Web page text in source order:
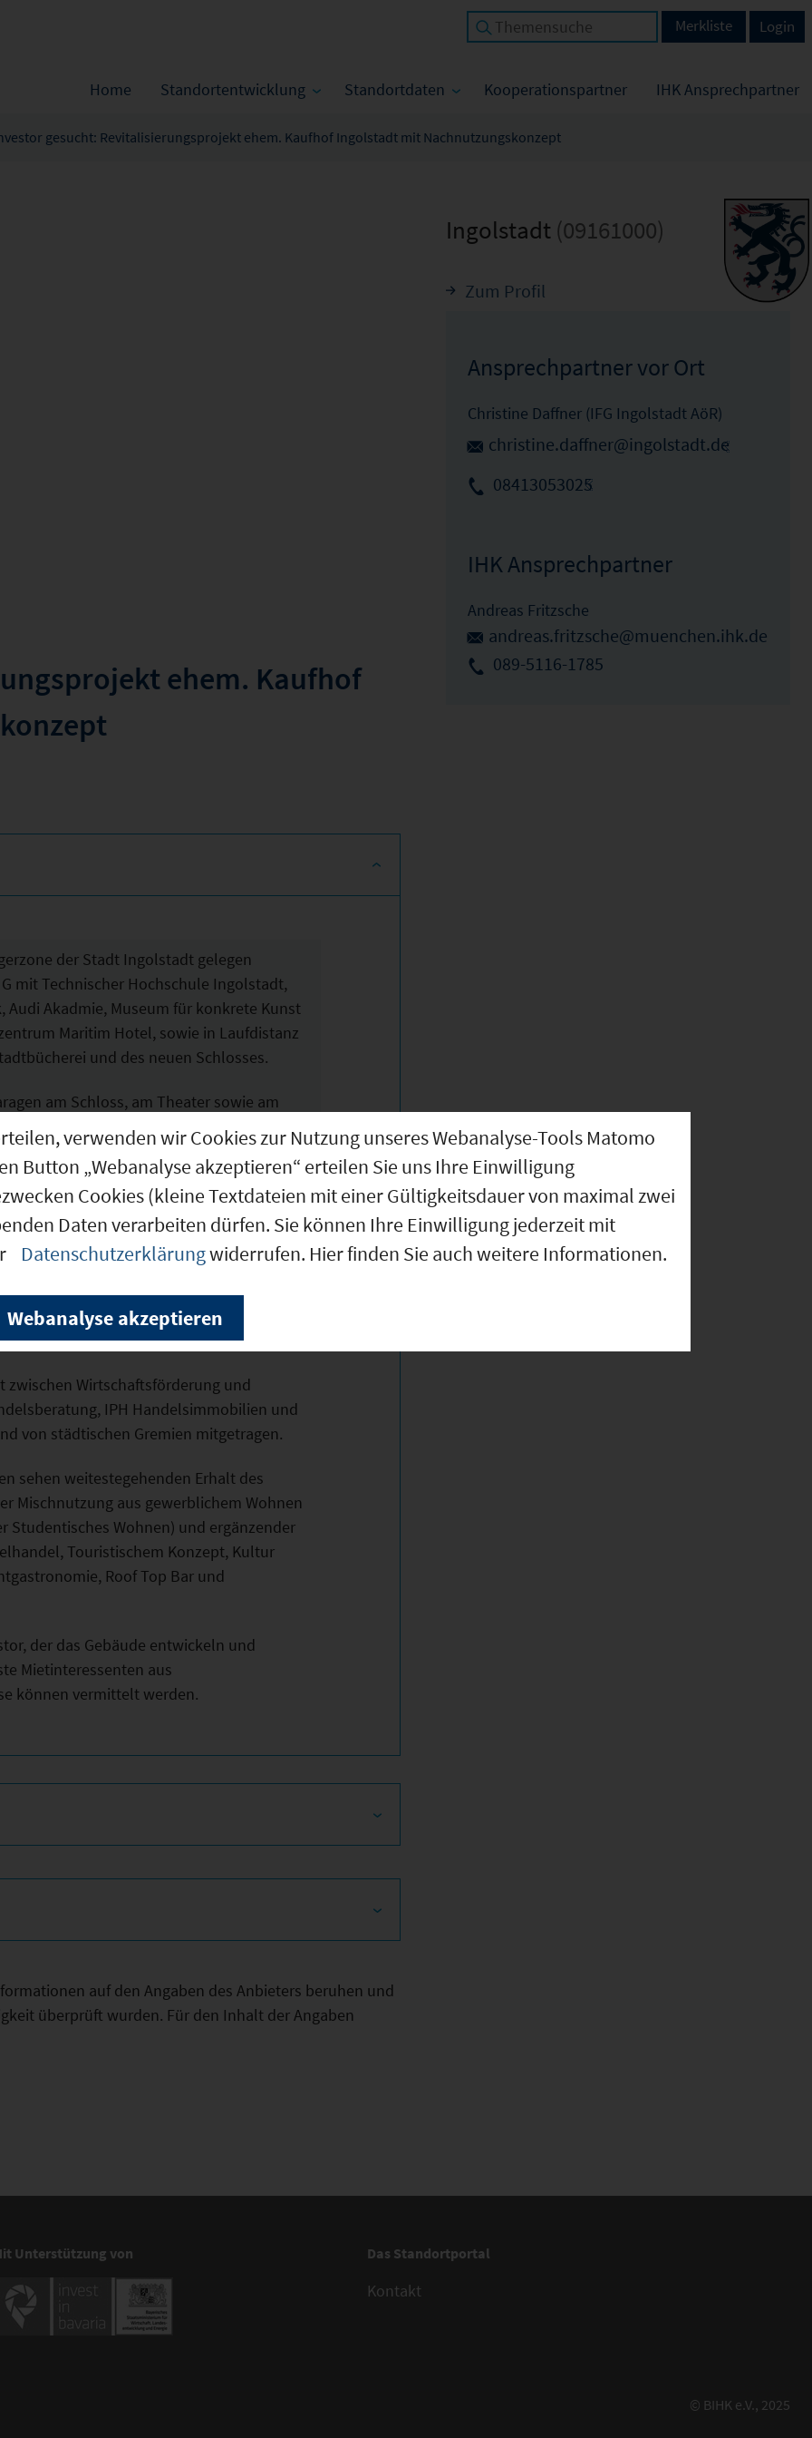
Home Standortentwicklung Standortdaten Kooperationspartner IHK Ansprechpartner
Login
Merkliste
gesucht: Revitalisierungsprojekt ehem. Kaufhof Ingolstadt mit Nachnutzungskonzept
ehem. Kaufhof
der Stadt Ingolstadt gelegen
mit Technischer Hochschule Ingolstadt,
Audi Akadmie, Museum für konkrete Kunst
Maritim Hotel, sowie in Laufdistanz
und des neuen Schlosses.
am Schloss, am Theater sowie am
in 5 Minuten Fußweg zu erreichen.
ehemaligen Warenhauses in 1A
zwischen Wirtschaftsförderung und
IPH Handelsimmobilien und
von städtischen Gremien mitgetragen.
sehen weitestegehenden Erhalt des
Mischnutzung aus gewerblichem Wohnen
Studentisches Wohnen) und ergänzender
Touristischem Konzept, Kultur
Roof Top Bar und
der das Gebäude entwickeln und
Mietinteressenten aus
können vermittelt werden.
auf den Angaben des Anbieters beruhen und
überprüft wurden. Für den Inhalt der Angaben
Ingolstadt (09161000)
Zum Profil
Ansprechpartner vor Ort
Christine Daffner (IFG Ingolstadt AöR)
christine.daffner@ingolstadt.de
08413053025
IHK Ansprechpartner
Andreas Fritzsche
andreas.fritzsche@muenchen.ihk.de
089-5116-1785
Unterstützung von Das Standortportal
Kontakt
© BIHK e.V., 2025
verwenden wir Cookies zur Nutzung unseres Webanalyse-Tools Matomo
Button „Webanalyse akzeptieren“ erteilen Sie uns Ihre Einwilligung
Cookies (kleine Textdateien mit einer Gültigkeitsdauer von maximal zwei
Daten verarbeiten dürfen. Sie können Ihre Einwilligung jederzeit mit
Datenschutzerklärungwiderrufen. Hier finden Sie auch weitere Informationen.
Webanalyse akzeptieren